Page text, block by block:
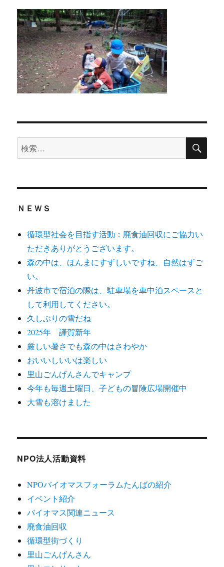
検
索:
検
ＮＥＷＳ
循環型社会を目指す活動：廃食油回収にご協力い
ただきありがとうございます。
森の中は、ほんまにすずしいですね、自然はずご
い。
丹波市で宿泊の際は、駐車場を車中泊スペースと
して利用してください。
久しぶりの雪だね
2025年 謹賀新年
厳しい暑さでも森の中はさわやか
おいいしいいは楽しい
里山ごんげんさんでキャンプ
今年も毎週土曜日、子どもの冒険広場開催中
大雪も溶けました
NPO法人活動資料
NPOバイオマスフォーラムたんばの紹介
イベント紹介
バイオマス関連ニュース
廃食油回収
循環型街づくり
里山ごんげんさん